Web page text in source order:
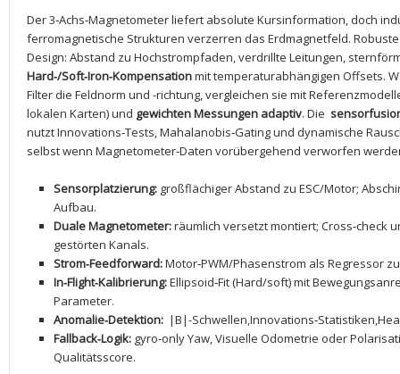
Der 3‑Achs‑Magnetometer⁤ liefert absolute Kursinformation,​ doch
ferromagnetische Strukturen verzerren das Erdmagnetfeld.
⁢Design: Abstand zu Hochstrompfaden, verdrillte ‍Leitungen,
Hard‑/Soft‑Iron‑Kompensationmit temperaturabhängigen​ Offsets.
Filter die ​Feldnorm und -richtung, vergleichen sie mit​
lokalen Karten) und gewichten ⁣Messungen adaptiv. Die ⁤
‌nutzt Innovations‑Tests, Mahalanobis‑Gating und dynamische
selbst wenn‌ Magnetometer‑Daten vorübergehend ⁣verworfen⁤
Sensorplatzierung: großflächiger Abstand ⁢zu ESC/Motor;‍
Aufbau.
Duale⁣ Magnetometer:räumlich ⁣versetzt montiert; Cross‑check‌
gestörten Kanals.
Strom‑Feedforward:⁢Motor‑PWM/Phasenstrom als Regressor
In‑Flight‑Kalibrierung:Ellipsoid‑Fit (Hard/soft) mit‌
Parameter.
Anomalie‑Detektion:
|B|-
Fallback‑Logik: gyro‑only‌ Yaw, Visuelle Odometrie oder
Qualitätsscore.